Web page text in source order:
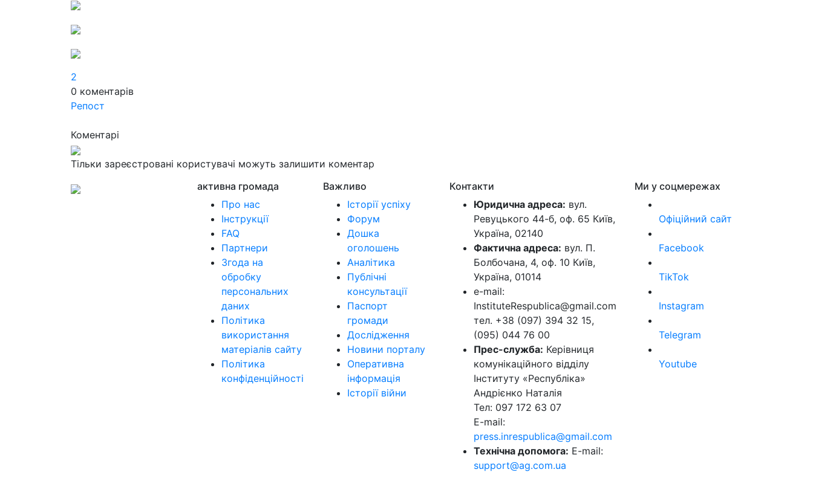
2
0 коментарів
Репост
Коментарі
Тільки зареєстровані користувачі можуть залишити коментар
активна громада
Про нас
Інструкції
FAQ
Партнери
Згода на
обробку
персональних
даних
Політика
використання
матеріалів сайту
Політика
конфіденційності
Важливо
Історії успіху
Форум
Дошка
оголошень
Аналітика
Публічні
консультації
Паспорт
громади
Дослідження
Новини порталу
Оперативна
інформація
Історії війни
Контакти
Юридична адреса: вул.
Ревуцького 44-б, оф. 65 Київ,
Україна, 02140
Фактична адреса: вул. П.
Болбочана, 4, оф. 10 Київ,
Україна, 01014
e-mail:
InstituteRespublica@gmail.com
тел. +38 (097) 394 32 15,
(095) 044 76 00
Прес-служба: Керівниця
комунікаційного відділу
Інституту «Республіка»
Андрієнко Наталія
Тел: 097 172 63 07
E-mail:
press.inrespublica@gmail.com
Технічна допомога: E-mail:
support@ag.com.ua
Ми у соцмережах
Офіційний сайт
Facebook
TikTok
Instagram
Telegram
Youtube